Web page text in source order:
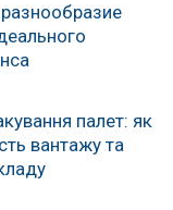
палет: як
вантажу та